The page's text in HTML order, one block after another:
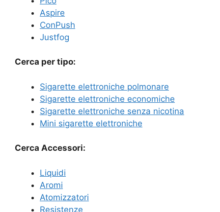
Aspire
ConPush
Justfog
Cerca per tipo:
Sigarette elettroniche polmonare
Sigarette elettroniche economiche
Sigarette elettroniche senza nicotina
Mini sigarette elettroniche
Cerca Accessori:
Liquidi
Aromi
Atomizzatori
Resistenze